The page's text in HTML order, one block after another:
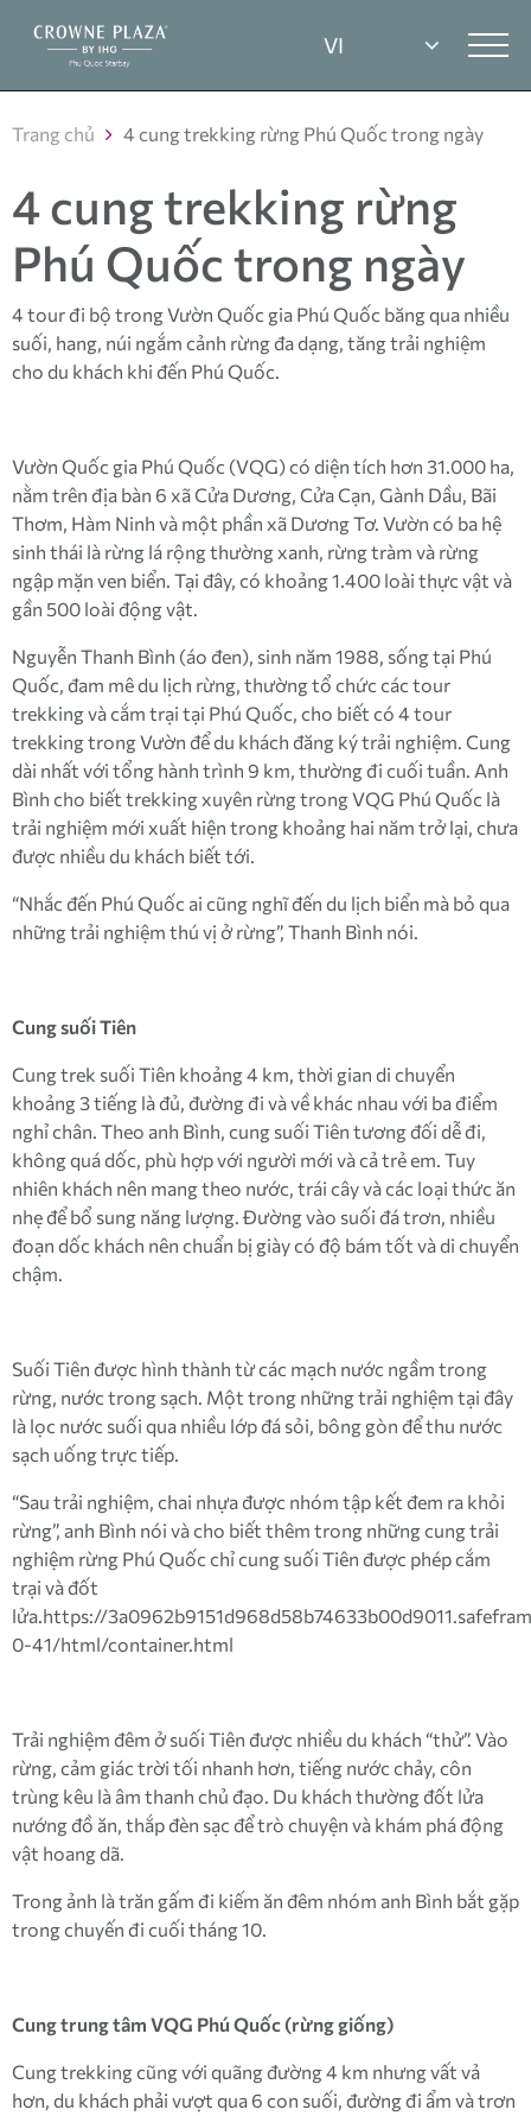
Trang chủ 4 cung trekking rừng Phú Quốc trong ngày
4 cung trekking rừng
Phú Quốc trong ngày
4 tour đi bộ trong Vườn Quốc gia Phú Quốc băng qua nhiều
suối, hang, núi ngắm cảnh rừng đa dạng, tăng trải nghiệm
cho du khách khi đến Phú Quốc.
Vườn Quốc gia Phú Quốc (VQG) có diện tích hơn 31.000 ha,
nằm trên địa bàn 6 xã Cửa Dương, Cửa Cạn, Gành Dầu, Bãi
Thơm, Hàm Ninh và một phần xã Dương Tơ. Vườn có ba hệ
sinh thái là rừng lá rộng thường xanh, rừng tràm và rừng
ngập mặn ven biển. Tại đây, có khoảng 1.400 loài thực vật và
gần 500 loài động vật.
Nguyễn Thanh Bình (áo đen), sinh năm 1988, sống tại Phú
Quốc, đam mê du lịch rừng, thường tổ chức các tour
trekking và cắm trại tại Phú Quốc, cho biết có 4 tour
trekking trong Vườn để du khách đăng ký trải nghiệm. Cung
dài nhất với tổng hành trình 9 km, thường đi cuối tuần. Anh
Bình cho biết trekking xuyên rừng trong VQG Phú Quốc là
trải nghiệm mới xuất hiện trong khoảng hai năm trở lại, chưa
được nhiều du khách biết tới.
“Nhắc đến Phú Quốc ai cũng nghĩ đến du lịch biển mà bỏ qua
những trải nghiệm thú vị ở rừng”, Thanh Bình nói.
Cung suối Tiên
Cung trek suối Tiên khoảng 4 km, thời gian di chuyển
khoảng 3 tiếng là đủ, đường đi và về khác nhau với ba điểm
nghỉ chân. Theo anh Bình, cung suối Tiên tương đối dễ đi,
không quá dốc, phù hợp với người mới và cả trẻ em. Tuy
nhiên khách nên mang theo nước, trái cây và các loại thức ăn
nhẹ để bổ sung năng lượng. Đường vào suối đá trơn, nhiều
đoạn dốc khách nên chuẩn bị giày có độ bám tốt và di chuyển
chậm.
Suối Tiên được hình thành từ các mạch nước ngầm trong
rừng, nước trong sạch. Một trong những trải nghiệm tại đây
là lọc nước suối qua nhiều lớp đá sỏi, bông gòn để thu nước
sạch uống trực tiếp.
“Sau trải nghiệm, chai nhựa được nhóm tập kết đem ra khỏi
rừng”, anh Bình nói và cho biết thêm trong những cung trải
nghiệm rừng Phú Quốc chỉ cung suối Tiên được phép cắm
trại và đốt
lửa.https://
0-41/html/container.html
Trải nghiệm đêm ở suối Tiên được nhiều du khách “thử”. Vào
rừng, cảm giác trời tối nhanh hơn, tiếng nước chảy, côn
trùng kêu là âm thanh chủ đạo. Du khách thường đốt lửa
nướng đồ ăn, thắp đèn sạc để trò chuyện và khám phá động
vật hoang dã.
Trong ảnh là trăn gấm đi kiếm ăn đêm nhóm anh Bình bắt gặp
trong chuyến đi cuối tháng 10.
Cung trung tâm VQG Phú Quốc (rừng giống)
Cung trekking cũng với quãng đường 4 km nhưng vất vả
hơn, du khách phải vượt qua 6 con suối, đường đi ẩm và trơn